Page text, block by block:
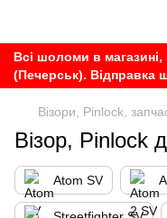
Всі шоломи в
(Печерськ). Відправка
Візори, Pinlock,
Візор, Pinlock
Atom SV